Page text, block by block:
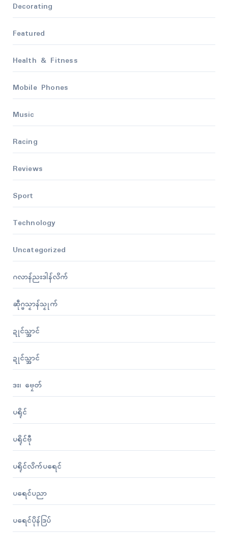
Decorating
Featured
Health & Fitness
Mobile Phones
Music
Racing
Reviews
Sport
Technology
Uncategorized
ဂလာန်ညးဒါန်လိက်
ဆဵုဂ္ဗသၟာန်သၟုက်
ဍုၚ်သ္အာၚ်
ဍုၚ်သ္အာၚ်
ဒး၊ ဗၠေတ်
ပရိုၚ်
ပရိုၚ်ဗီု
ပရိုၚ်လိက်ပရေၚ်
ပရေၚ်ပညာ
ပရေၚ်ပိုန်ဒြပ်